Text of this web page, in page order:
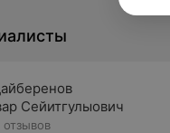
Сейитгулыович